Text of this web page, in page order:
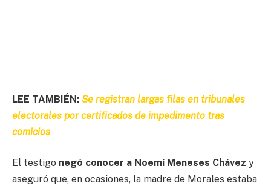
LEE TAMBIÉN: Se registran largas filas en tribunales
electorales por certificados de impedimento tras
comicios
El testigo negó conocer a Noemí Meneses Chávez y
aseguró que, en ocasiones, la madre de Morales estaba